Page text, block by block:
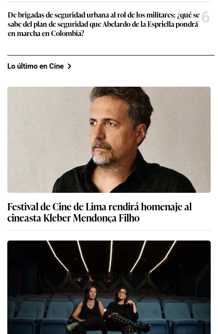
De brigadas de seguridad urbana al rol de los militares: ¿qué se
sabe del plan de seguridad que Abelardo de la Espriella pondrá
en marcha en Colombia?
6
Lo último en Cine
Festival de Cine de Lima rendirá homenaje al
cineasta Kleber Mendonça Filho